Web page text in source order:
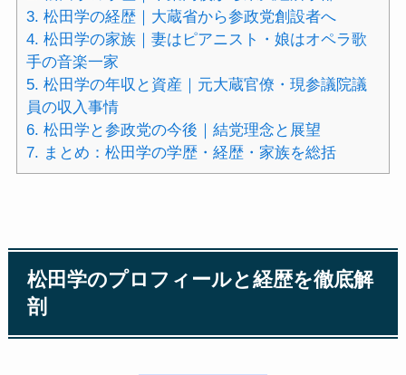
3. 松田学の経歴｜大蔵省から参政党創設者へ
4. 松田学の家族｜妻はピアニスト・娘はオペラ歌
手の音楽一家
5. 松田学の年収と資産｜元大蔵官僚・現参議院議
員の収入事情
6. 松田学と参政党の今後｜結党理念と展望
7. まとめ：松田学の学歴・経歴・家族を総括
松田学のプロフィールと経歴を徹底解
剖